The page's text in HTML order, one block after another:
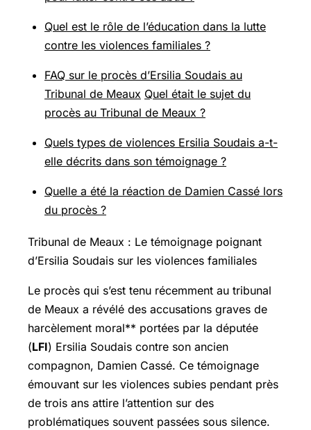
Quel est le rôle de l’éducation dans la lutte
contre les violences familiales ?
FAQ sur le procès d’Ersilia Soudais au
Tribunal de Meaux Quel était le sujet du
procès au Tribunal de Meaux ?
Quels types de violences Ersilia Soudais a-t-
elle décrits dans son témoignage ?
Quelle a été la réaction de Damien Cassé lors
du procès ?
Tribunal de Meaux : Le témoignage poignant
d’Ersilia Soudais sur les violences familiales
Le procès qui s’est tenu récemment au tribunal
de Meaux a révélé des accusations graves de
harcèlement moral** portées par la députée
(LFI) Ersilia Soudais contre son ancien
compagnon, Damien Cassé. Ce témoignage
émouvant sur les violences subies pendant près
de trois ans attire l’attention sur des
problématiques souvent passées sous silence.